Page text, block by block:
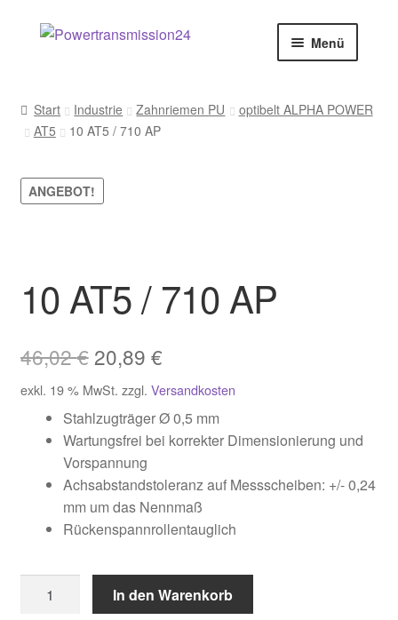
Zur
Zum
Menü
AGB
Blog
Kasse
Kontakt
Kundeninformationen
Mein Konto
Shop
Warenkorb
Start Industrie Zahnriemen PU
optibelt ALPHA POWER
AT5
10 AT5 / 710 AP
ANGEBOT!
10 AT5 / 710 AP
46,02€ Ursprünglicher
Preis
war:
46,02 €
20,89 €Aktueller
Preis
ist:
20,89 €.
exkl. 19 % MwSt. zzgl. Versandkosten
Stahlzugträger Ø 0,5 mm
Wartungsfrei bei korrekter Dimensionierung und
Vorspannung
Achsabstandstoleranz auf Messscheiben: +/- 0,24
mm um das Nennmaß
Rückenspannrollentauglich
In den Warenkorb